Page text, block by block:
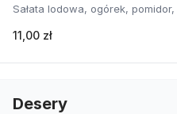
Sałata lodowa, ogórek,
11,00 zł
Desery